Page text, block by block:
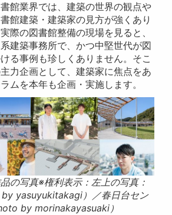
館業界では、建築の世界の観点や
館建築・建築家の見方が強くあり
際の図書館整備の現場を見ると、
建築事務所で、かつ中堅世代が図
る事例も珍しくありません。そこ
力企画として、建築家に焦点をあ
ムを本年も企画・実施します。
の写真※権利表示：左上の写真：
yasuyukitakagi）／春日台セン
by morinakayasuaki）